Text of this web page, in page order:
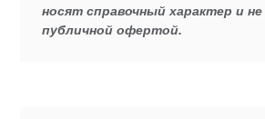
носят справочный характер и
публичной офертой.